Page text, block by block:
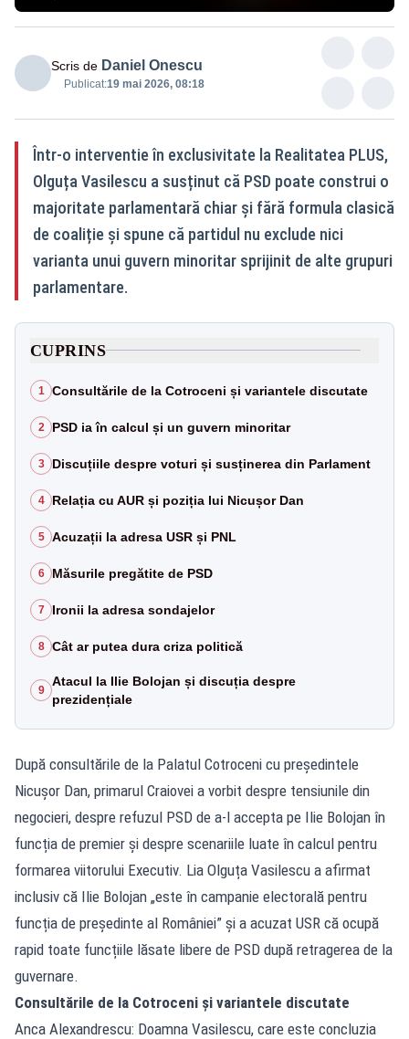
Scris de Daniel Onescu
Publicat:19 mai 2026, 08:18
Într-o interventie în exclusivitate la Realitatea PLUS,
Olguța Vasilescu a susținut că PSD poate construi o
majoritate parlamentară chiar și fără formula clasică
de coaliție și spune că partidul nu exclude nici
varianta unui guvern minoritar sprijinit de alte grupuri
parlamentare.
CUPRINS
1 Consultările de la Cotroceni și variantele discutate
2 PSD ia în calcul și un guvern minoritar
3 Discuțiile despre voturi și susținerea din Parlament
4 Relația cu AUR și poziția lui Nicușor Dan
5 Acuzații la adresa USR și PNL
6 Măsurile pregătite de PSD
7 Ironii la adresa sondajelor
8 Cât ar putea dura criza politică
9
Atacul la Ilie Bolojan și discuția despre
prezidențiale
După consultările de la Palatul Cotroceni cu președintele
Nicușor Dan, primarul Craiovei a vorbit despre tensiunile din
negocieri, despre refuzul PSD de a-l accepta pe Ilie Bolojan în
funcția de premier și despre scenariile luate în calcul pentru
formarea viitorului Executiv. Lia Olguța Vasilescu a afirmat
inclusiv că Ilie Bolojan „este în campanie electorală pentru
funcția de președinte al României” și a acuzat USR că ocupă
rapid toate funcțiile lăsate libere de PSD după retragerea de la
guvernare.
Consultările de la Cotroceni și variantele discutate
Anca Alexandrescu: Doamna Vasilescu, care este concluzia